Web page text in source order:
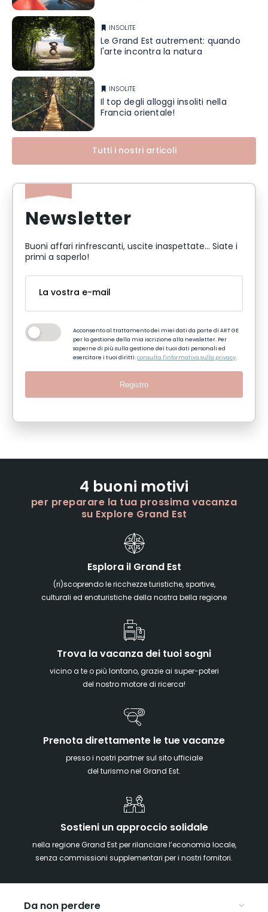
INSOLITE
Le Grand Est autrement: quando
l'arte incontra la natura
INSOLITE
Il top degli alloggi insoliti nella
Francia orientale!
Tutti i nostri articoli
Newsletter
Buoni affari rinfrescanti, uscite inaspettate... Siate i
primi a saperlo!
Acconsento al trattamento dei miei dati da parte di ART GE
per la gestione della mia iscrizione alla newsletter. Per
saperne di più sulla gestione dei tuoi dati personali ed
esercitare i tuoi diritti:consulta l'informativa sulla privacy.
Registro
4 buoni motivi
per preparare la tua prossima vacanza
su Explore Grand Est
Esplora il Grand Est
(ri)scoprendo le ricchezze turistiche, sportive,
culturali ed enoturistiche della nostra bella regione
Trova la vacanza dei tuoi sogni
vicino a te o più lontano, grazie ai super-poteri
del nostro motore di ricerca!
Prenota direttamente le tue vacanze
presso i nostri partner sul sito ufficiale
del turismo nel Grand Est.
Sostieni un approccio solidale
nella regione Grand Est per rilanciare l’economia locale,
senza commissioni supplementari per i nostri fornitori.
Da non perdere